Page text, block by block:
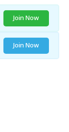
Join Now
Join Now